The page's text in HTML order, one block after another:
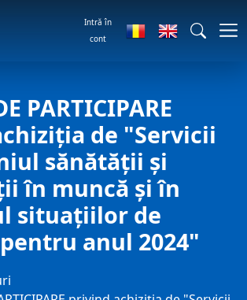
Intră în
cont
PARTICIPARE
de "Servicii
sănătăţii şi
în muncă şi în
situaţiilor de
anul 2024"